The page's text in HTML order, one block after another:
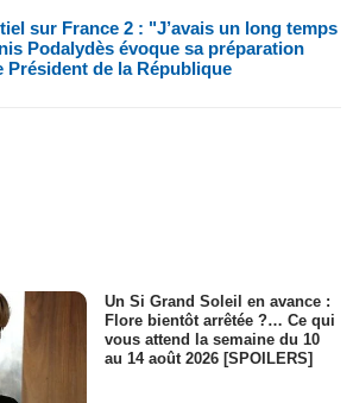
sur France 2 : "J’avais un long temps
Podalydès évoque sa préparation
Président de la République
Un Si Grand Soleil en avance :
Flore bientôt arrêtée ?… Ce qui
vous attend la semaine du 10
au 14 août 2026 [SPOILERS]